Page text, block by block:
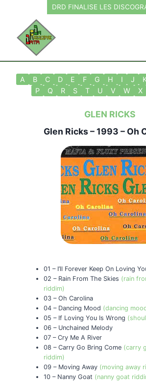
contenu
DRD FINALISE LES
A B C D E F G H I J
P
Q R S T U V W X
GLEN RICKS
Glen Ricks– 1993 – Oh
01 – I’ll Forever Keep On Loving
02 – Rain From The Skies (rain
riddim)
03 – Oh Carolina
04 – Dancing Mood (dancing
05 – If Loving You Is Wrong
06 – Unchained Melody
07 – Cry Me A River
08 – Carry Go Bring Come (carry
riddim)
09 – Moving Away (moving away
10 – Nanny Goat (nanny goat